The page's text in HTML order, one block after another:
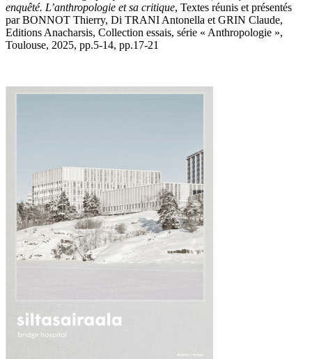
enquêté. L’anthropologie et sa critique, Textes réunis et présentés
par BONNOT Thierry, Di TRANI Antonella et GRIN Claude,
Editions Anacharsis, Collection essais, série « Anthropologie »,
Toulouse, 2025, pp.5-14, pp.17-21